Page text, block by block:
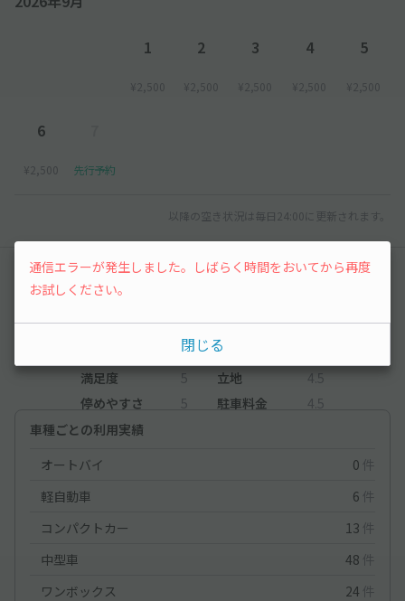
1
¥2,500
2
¥2,500
3
¥2,500
4
¥2,500
5
¥2,500
6
¥2,500 先行予約
以降の空き状況は毎日24:00に更新されます。
レビュー
5（4件）
満足度 5 立地
4.5
停めやすさ
5 駐車料金
4.5
車種ごとの利用実績
オートバイ
0 件
軽自動車
6 件
コンパクトカー
13 件
中型車
48 件
ワンボックス
24 件
通信エラーが発生しました。しばらく時間をおいてから再度
お試しください。
閉じる